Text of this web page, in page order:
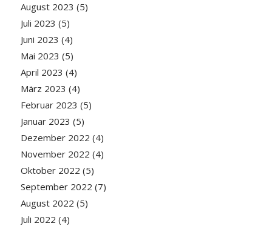
August 2023 (5)
Juli 2023 (5)
Juni 2023 (4)
Mai 2023 (5)
April 2023 (4)
März 2023 (4)
Februar 2023 (5)
Januar 2023 (5)
Dezember 2022 (4)
November 2022 (4)
Oktober 2022 (5)
September 2022 (7)
August 2022 (5)
Juli 2022 (4)